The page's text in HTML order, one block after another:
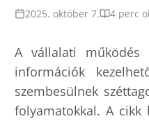
2025. október 7. 4 perc
A vállalati működés
információk
szembesülnek
folyamatokkal. A